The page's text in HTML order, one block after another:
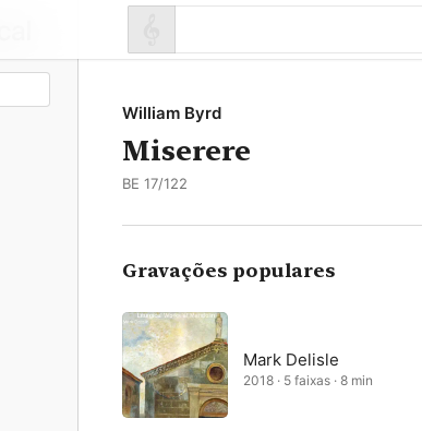
William Byrd
Miserere
BE 17/122
Gravações populares
Mark Delisle
2018 · 5 faixas · 8 min